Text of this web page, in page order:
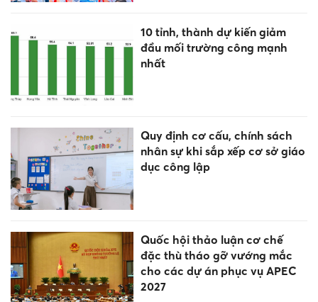
10 tỉnh, thành dự kiến giảm
đầu mối trường công mạnh
nhất
Quy định cơ cấu, chính sách
nhân sự khi sắp xếp cơ sở giáo
dục công lập
Quốc hội thảo luận cơ chế
đặc thù tháo gỡ vướng mắc
cho các dự án phục vụ APEC
2027